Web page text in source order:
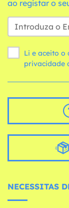
ao registar o
Li e aceito o
privacidade
NECESSITAS